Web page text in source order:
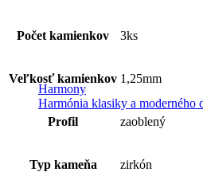
Harmony
Harmónia klasiky a moderného
Počet kamienkov 3ks
Veľkosť kamienkov 1,25mm
Profil zaoblený
Typ kameňa zirkón